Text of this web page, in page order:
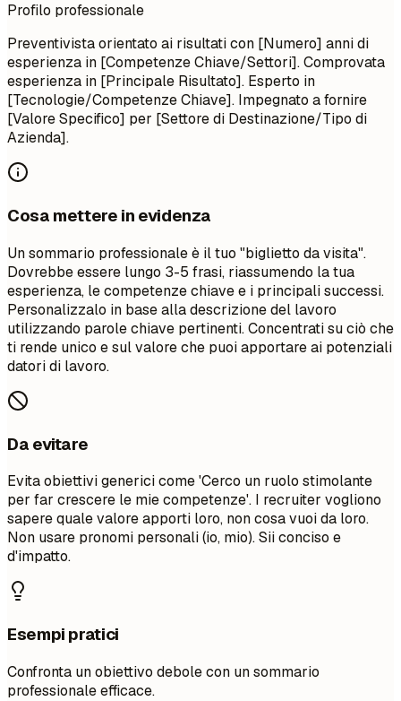
Profilo professionale
Preventivista orientato ai risultati con [Numero] anni di
esperienza in [Competenze Chiave/Settori]. Comprovata
esperienza in [Principale Risultato]. Esperto in
[Tecnologie/Competenze Chiave]. Impegnato a fornire
[Valore Specifico] per [Settore di Destinazione/Tipo di
Azienda].
Cosa mettere in evidenza
Un sommario professionale è il tuo "biglietto da visita".
Dovrebbe essere lungo 3-5 frasi, riassumendo la tua
esperienza, le competenze chiave e i principali successi.
Personalizzalo in base alla descrizione del lavoro
utilizzando parole chiave pertinenti. Concentrati su ciò che
ti rende unico e sul valore che puoi apportare ai potenziali
datori di lavoro.
Da evitare
Evita obiettivi generici come 'Cerco un ruolo stimolante
per far crescere le mie competenze'. I recruiter vogliono
sapere quale valore apporti loro, non cosa vuoi da loro.
Non usare pronomi personali (io, mio). Sii conciso e
d'impatto.
Esempi pratici
Confronta un obiettivo debole con un sommario
professionale efficace.